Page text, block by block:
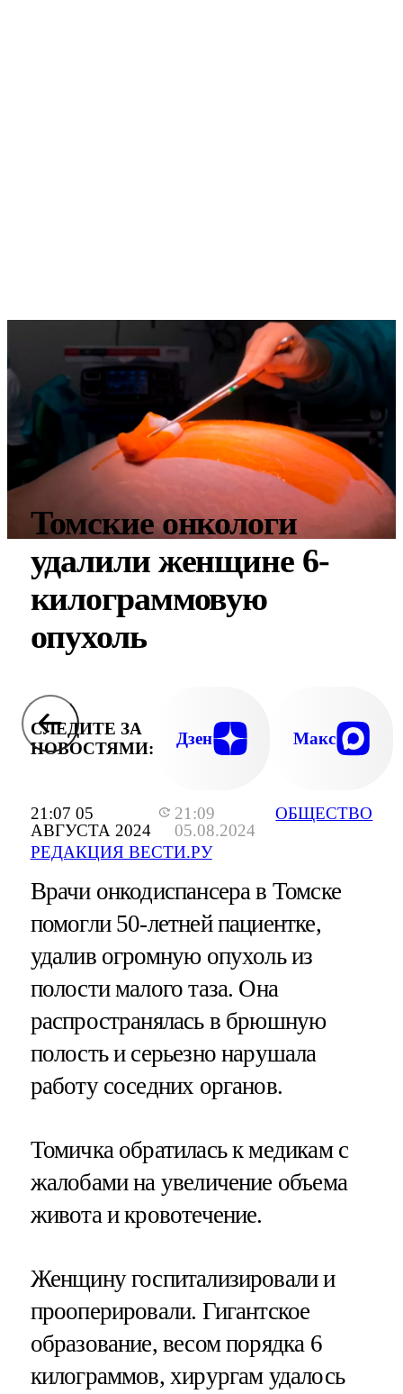
21:07 05
АВГУСТА 2024
21:09
05.08.2024
РЕДАКЦИЯ ВЕСТИ.РУ
ОБЩЕСТВО
Томские онкологи
удалили женщине 6-
килограммовую
опухоль
СЛЕДИТЕ ЗА
НОВОСТЯМИ:
Дзен Макс
Врачи онкодиспансера в Томске
помогли 50-летней пациентке,
удалив огромную опухоль из
полости малого таза. Она
распространялась в брюшную
полость и серьезно нарушала
работу соседних органов.
Томичка обратилась к медикам с
жалобами на увеличение объема
живота и кровотечение.
Женщину госпитализировали и
прооперировали. Гигантское
образование, весом порядка 6
килограммов, хирургам удалось